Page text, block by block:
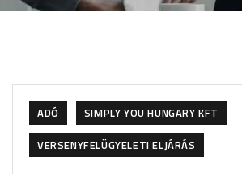
ADÓ
SIMPLY YOU HUNGARY KFT
VERSENYFELÜGYELETI ELJÁRÁS